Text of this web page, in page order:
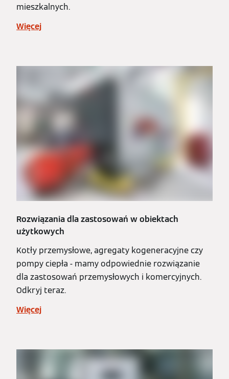
mieszkalnych.
Więcej
Rozwiązania dla zastosowań w obiektach
użytkowych
Kotły przemysłowe, agregaty kogeneracyjne czy
pompy ciepła - mamy odpowiednie rozwiązanie
dla zastosowań przemysłowych i komercyjnych.
Odkryj teraz.
Więcej